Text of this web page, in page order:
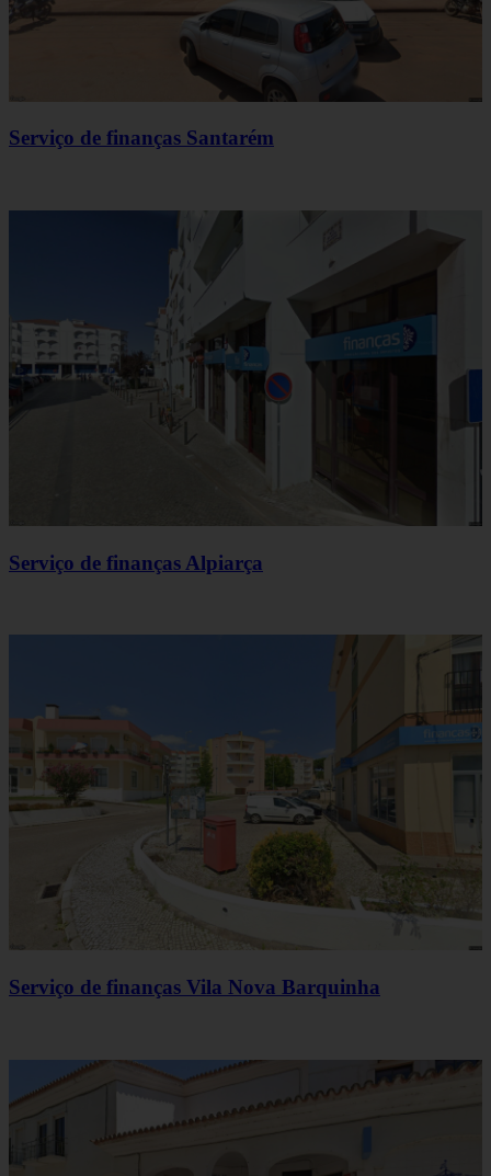
Serviço de finanças Santarém
Serviço de finanças Alpiarça
Serviço de finanças Vila Nova Barquinha